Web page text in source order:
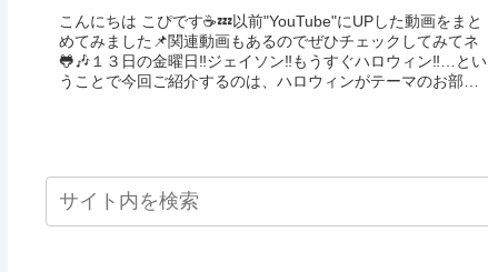
こんにちは こぴです☕️💤以前"YouTube"にUPした動画をまと
めてみました📌関連動画もあるのでぜひチェックしてみてネ
🐸🎶１３日の金曜日‼️ジェイソン‼️もうすぐハロウィン‼️…とい
うことで今回ご紹介するのは、ハロウィンがテーマのお部